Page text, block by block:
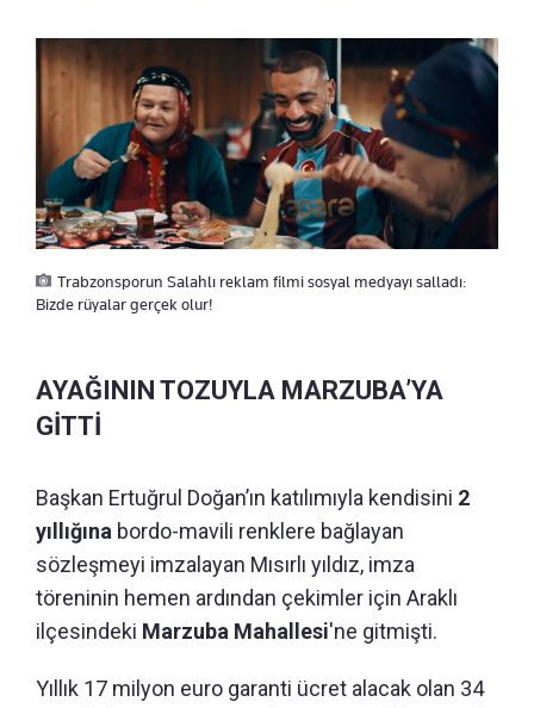
Trabzonsporun Salahlı reklam filmi sosyal medyayı salladı:
Bizde rüyalar gerçek olur!
AYAĞININ TOZUYLA MARZUBA’YA
GİTTİ
Başkan Ertuğrul Doğan’ın katılımıyla kendisini 2
yıllığına bordo-mavili renklere bağlayan
sözleşmeyi imzalayan Mısırlı yıldız, imza
töreninin hemen ardından çekimler için Araklı
ilçesindeki Marzuba Mahallesi'ne gitmişti.
Yıllık 17 milyon euro garanti ücret alacak olan 34